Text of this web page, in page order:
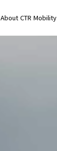
About CTR Mobility